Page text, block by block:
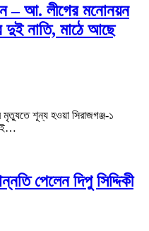
– আ. লীগের মনোনয়ন
দুই নাতি, মাঠে আছে
মৃত্যুতে শূন্য হওয়া সিরাজগঞ্জ-১
পেলেন দিপু সিদ্দিকী